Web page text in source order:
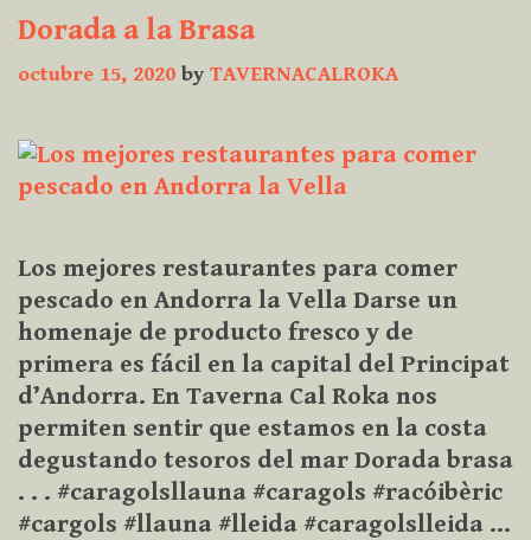
Dorada a la Brasa
octubre 15, 2020 by TAVERNACALROKA
Los mejores restaurantes para comer
pescado en Andorra la Vella Darse un
homenaje de producto fresco y de
primera es fácil en la capital del Principat
d’Andorra. En Taverna Cal Roka nos
permiten sentir que estamos en la costa
degustando tesoros del mar Dorada brasa
. . . #caragolsllauna #caragols #racóibèric
#cargols #llauna #lleida #caragolslleida …